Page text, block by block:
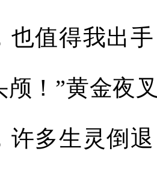
也值得我出
颅！”黄金夜
许多生灵倒